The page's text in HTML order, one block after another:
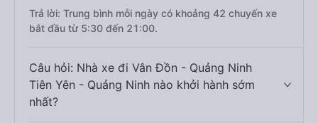
Trả lời: Trung bình mỗi ngày có khoảng 42 chuyến xe
bắt đầu từ 5:30 đến 21:00.
Câu hỏi: Nhà xe đi Vân Đồn - Quảng Ninh
Tiên Yên - Quảng Ninh nào khởi hành sớm
nhất?